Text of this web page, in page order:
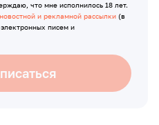
что мне исполнилось 18 лет.
новостной и рекламной рассылки (в
писем и